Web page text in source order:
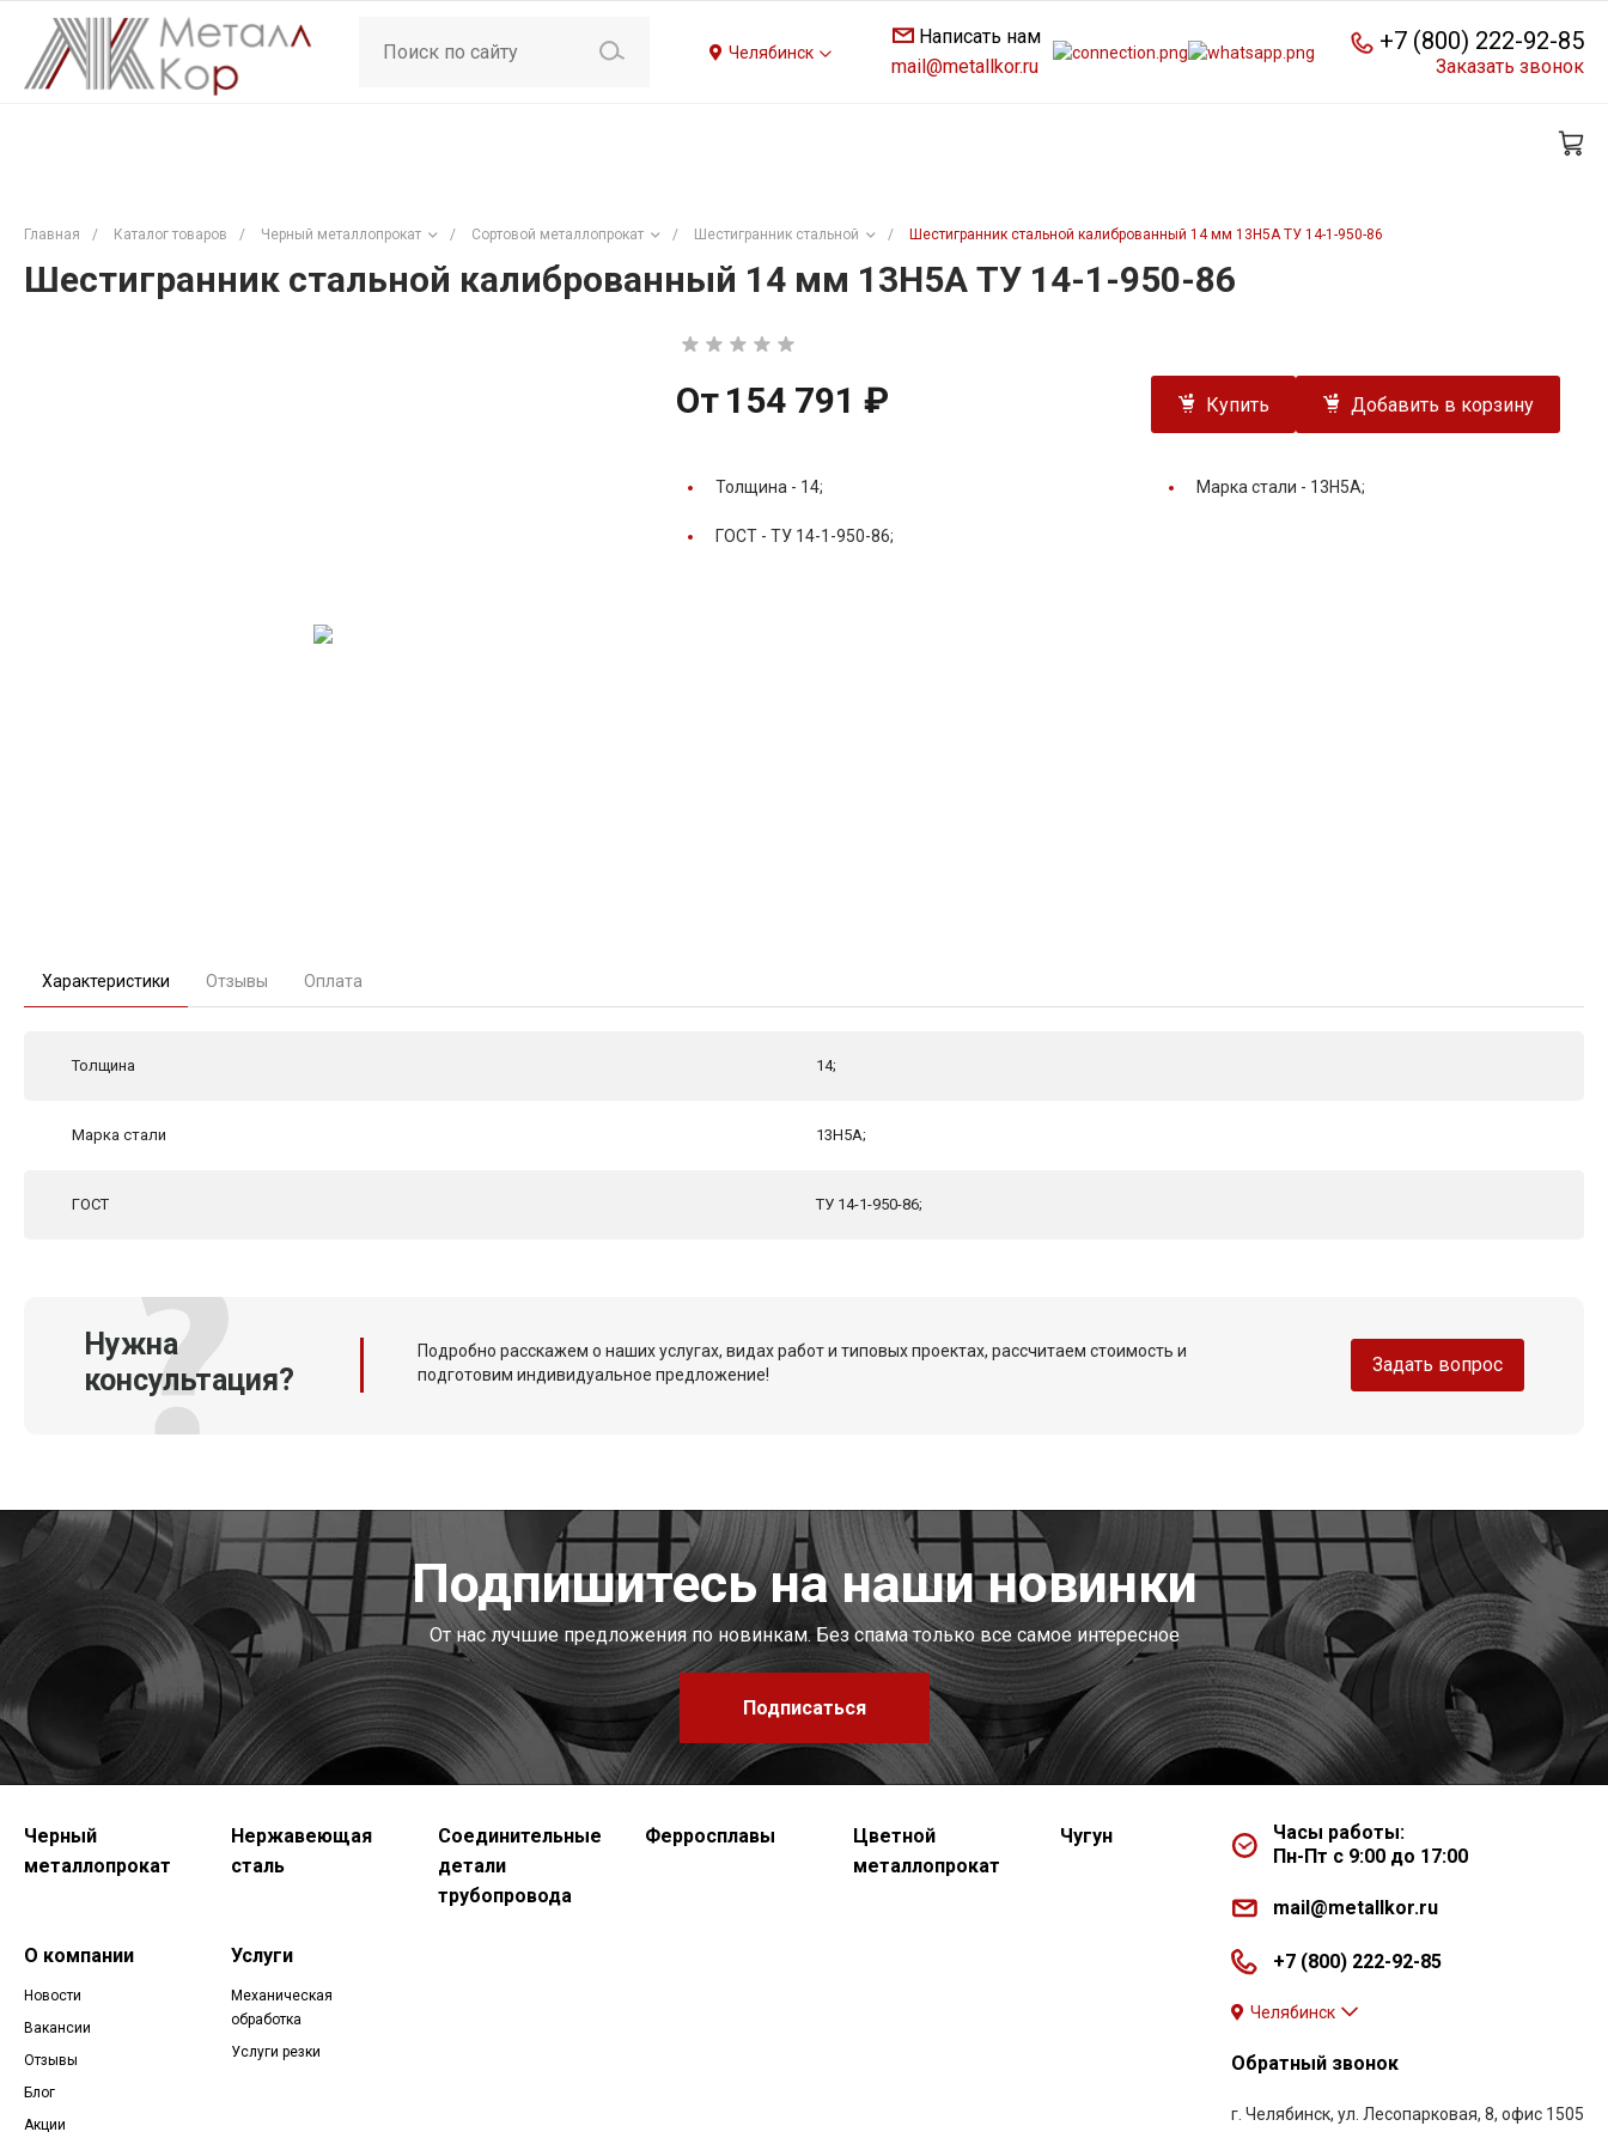
Челябинск
Написать нам
mail@metallkor.ru
+7 (800) 222-92-85
Заказать звонок
Главная / Каталог товаров / Черный металлопрокат / Сортовой металлопрокат / Шестигранник стальной / Шестигранник стальной калиброванный 14 мм 13Н5А ТУ 14-1-950-86
Шестигранник стальной калиброванный 14 мм 13Н5А ТУ 14-1-950-86
От 154 791 ₽ Купить Добавить в корзину
Толщина - 14; Марка стали - 13Н5А;
ГОСТ - ТУ 14-1-950-86;
Характеристики Отзывы Оплата
Толщина 14;
Марка стали 13Н5А;
ГОСТ ТУ 14-1-950-86;
Нужна
консультация?
Подробно расскажем о наших услугах, видах работ и типовых проектах, рассчитаем стоимость и
подготовим индивидуальное предложение!
Задать вопрос
Подпишитесь на наши новинки
От нас лучшие предложения по новинкам. Без спама только все самое интересное
Подписаться
Черный
металлопрокат
Нержавеющая
сталь
Соединительные
детали
трубопровода
Ферросплавы
Цветной
металлопрокат
Чугун
О компании
Новости
Вакансии
Отзывы
Блог
Акции
Услуги
Механическая
обработка
Услуги резки
Часы работы:
Пн-Пт с 9:00 до 17:00
mail@metallkor.ru
+7 (800) 222-92-85
Челябинск
Обратный звонок
г. Челябинск, ул. Лесопарковая, 8, офис 1505